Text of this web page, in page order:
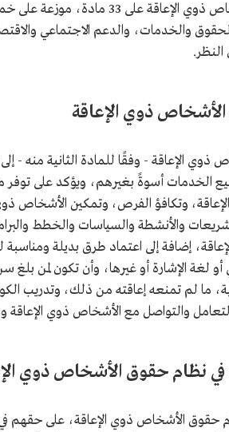
يحتوي نظام حقوق الأشخاص ذوي
والخدمات، والدعم الاجتماعي
ذوي الإعاقة
الإعاقة - وفقًا للمادة الثانية منه -
أسوةً بغيرهم، ويؤكد على توفر
وتكافؤ الفرص، وتمكين الأشخاص ذوي
والأنشطة والسياسات والخطط
إضافة إلى اعتماد طرق بديلة
أو لغة الإشارة أو غيرها، وأن تكون لمن
ما لم تمنعه إعاقته من ذلك، وتدريب
والتواصل مع الأشخاص ذوي الإعاقة
نظام حقوق الأشخاص ذوي
حقوق الأشخاص ذوي الإعاقة، على حقهم في